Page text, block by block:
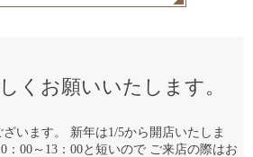
くお願いいたします。
います。 新年は1/5から開店いたしま
：00～13：00と短いので ご来店の際はお